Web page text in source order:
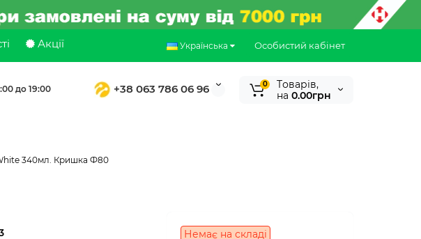
Акції Особистий кабінет
Українська
до 19:00 +38 063 786 06 96 0
Tоварів,
на 0.00грн
340мл. Кришка Ф80
Немає на складі